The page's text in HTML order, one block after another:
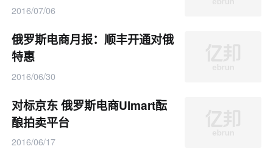
2016/07/06
俄罗斯电商月报：顺丰开通对俄
特惠
2016/06/30
对标京东 俄罗斯电商Ulmart酝
酿拍卖平台
2016/06/17